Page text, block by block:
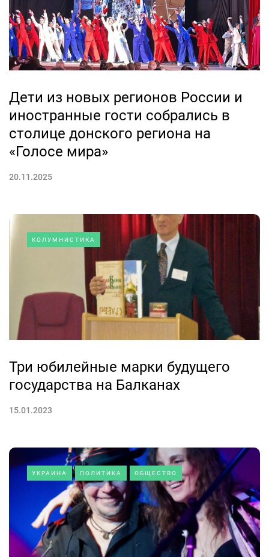
Дети из новых регионов России и
иностранные гости собрались в
столице донского региона на
«Голосе мира»
20.11.2025
КОЛУМНИСТИКА
Три юбилейные марки будущего
государства на Балканах
15.01.2023
УКРАИНА ПОЛИТИКА ОБЩЕСТВО